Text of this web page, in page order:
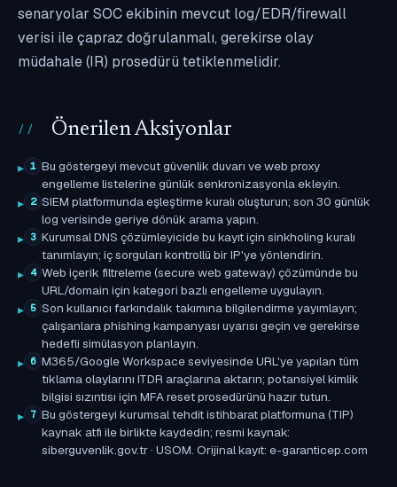
senaryolar SOC ekibinin mevcut log/EDR/firewall
verisi ile çapraz doğrulanmalı, gerekirse olay
müdahale (IR) prosedürü tetiklenmelidir.
Önerilen Aksiyonlar
1 Bu göstergeyi mevcut güvenlik duvarı ve web proxy
engelleme listelerine günlük senkronizasyonla ekleyin.
2 SIEM platformunda eşleştirme kuralı oluşturun; son 30 günlük
log verisinde geriye dönük arama yapın.
3 Kurumsal DNS çözümleyicide bu kayıt için sinkholing kuralı
tanımlayın; iç sorguları kontrollü bir IP'ye yönlendirin.
4 Web içerik filtreleme (secure web gateway) çözümünde bu
URL/domain için kategori bazlı engelleme uygulayın.
5 Son kullanıcı farkındalık takımına bilgilendirme yayımlayın;
çalışanlara phishing kampanyası uyarısı geçin ve gerekirse
hedefli simülasyon planlayın.
6 M365/Google Workspace seviyesinde URL'ye yapılan tüm
tıklama olaylarını ITDR araçlarına aktarın; potansiyel kimlik
bilgisi sızıntısı için MFA reset prosedürünü hazır tutun.
7 Bu göstergeyi kurumsal tehdit istihbarat platformuna (TIP)
kaynak atfı ile birlikte kaydedin; resmi kaynak:
siberguvenlik.gov.tr · USOM. Orijinal kayıt: e-garanticep.com